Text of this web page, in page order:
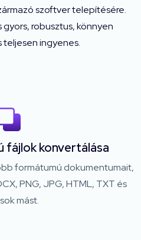
szoftver telepítésére.
robusztus, könnyen
teljesen ingyenes.
fájlok konvertálása
formátumú dokumentumait,
PNG, JPG, HTML, TXT és
mást.